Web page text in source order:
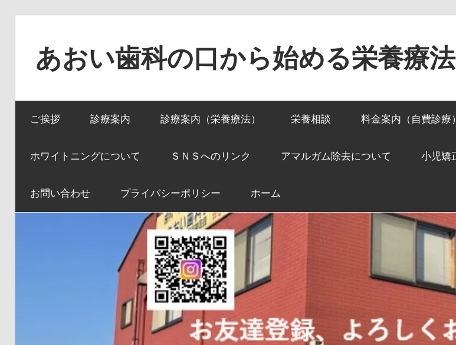
あおい歯科の口から始める栄養療法
か
ら
身
全
ご挨拶 診療案内 診療案内（栄養療法） 栄養相談 料金案内（自費診療
ホワイトニングについて ＳＮＳへのリンク アマルガム除去について 小児矯
お問い合わせ プライバシーポリシー ホーム